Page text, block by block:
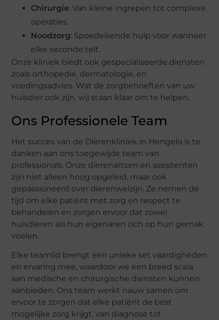
Chirurgie: Van kleine ingrepen tot complexe
operaties.
Noodzorg: Spoedeisende hulp voor wanneer
elke seconde telt.
Onze kliniek biedt ook gespecialiseerde diensten
zoals orthopedie, dermatologie, en
voedingsadvies. Wat de zorgbehoeften van uw
huisdier ook zijn, wij staan klaar om te helpen.
Ons Professionele Team
Het succes van de Dierenkliniek in Hengelo is te
danken aan ons toegewijde team van
professionals. Onze dierenartsen en assistenten
zijn niet alleen hoog opgeleid, maar ook
gepassioneerd over dierenwelzijn. Ze nemen de
tijd om elke patiënt met zorg en respect te
behandelen en zorgen ervoor dat zowel
huisdieren als hun eigenaren zich op hun gemak
voelen.
Elke teamlid brengt een unieke set vaardigheden
en ervaring mee, waardoor we een breed scala
aan medische en chirurgische diensten kunnen
aanbieden. Ons team werkt nauw samen om
ervoor te zorgen dat elke patiënt de best
mogelijke zorg krijgt, van diagnose tot